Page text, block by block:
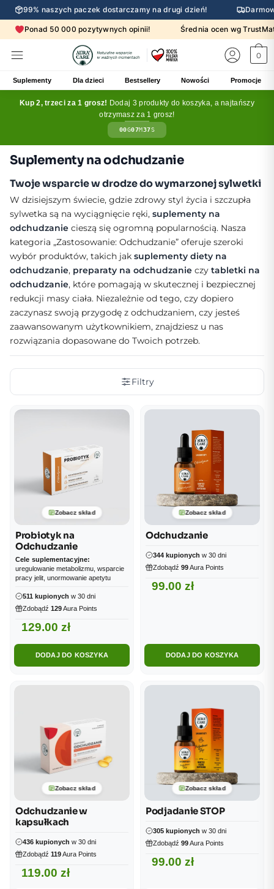
99% naszych paczek dostarczamy na drugi dzień!
Ponad 50 000 pozytywnych opinii! Średnia ocen wg
0
Suplementy Dla dzieci Bestsellery Nowości Promocje
Kup 2, trzeci za 1 grosz! Dodaj 3 produkty do koszyka, a najtańszy
otrzymasz za 1 grosz!
00G07M36S
Suplementy na odchudzanie
Twoje wsparcie w drodze do wymarzonej sylwetki
W dzisiejszym świecie, gdzie zdrowy styl życia i szczupła
sylwetka są na wyciągnięcie ręki, suplementy na
odchudzanie cieszą się ogromną popularnością. Nasza
kategoria „Zastosowanie: Odchudzanie” oferuje szeroki
wybór produktów, takich jak suplementy diety na
odchudzanie, preparaty na odchudzanie czy tabletki na
odchudzanie, które pomagają w skutecznej i bezpiecznej
redukcji masy ciała. Niezależnie od tego, czy dopiero
zaczynasz swoją przygodę z odchudzaniem, czy jesteś
zaawansowanym użytkownikiem, znajdziesz u nas
rozwiązania dopasowane do Twoich potrzeb.
Filtry
Zobacz skład
Probiotyk na
Odchudzanie
Cele suplementacyjne:
uregulowanie metabolizmu, wsparcie
pracy jelit, unormowanie apetytu
511 kupionych w 30 dni
Zdobądź 129Aura Points
129.00 zł
DODAJ DO KOSZYKA
Zobacz skład
Odchudzanie
344 kupionych w 30 dni
Zdobądź 99Aura Points
99.00 zł
DODAJ DO KOSZYKA
Zobacz skład
Odchudzanie w
kapsułkach
436 kupionych w 30 dni
Zdobądź 119Aura Points
119.00 zł
Zobacz skład
Podjadanie STOP
305 kupionych w 30 dni
Zdobądź 99Aura Points
99.00 zł